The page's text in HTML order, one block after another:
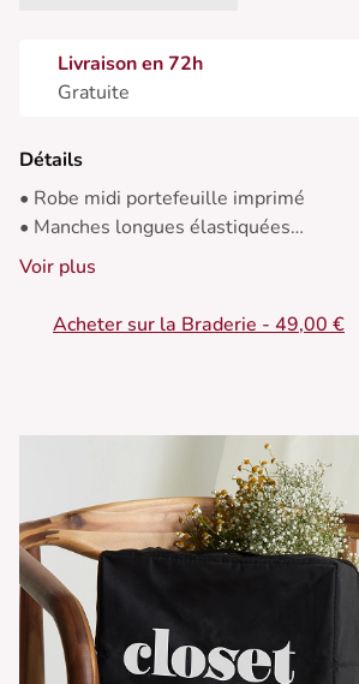
Livraison en 72h
Gratuite
Détails
• Robe midi portefeuille imprimé
• Manches longues élastiquées
• Col V devant
• Découpes avec pinces
Voir plus
Acheter sur la Braderie - 49,00 €